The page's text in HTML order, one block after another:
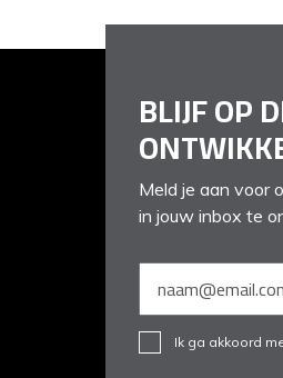
BLIJF OP
Meld je aan voor
in jouw inbox te
Ik ga akkoord